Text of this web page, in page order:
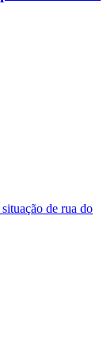
de rua do